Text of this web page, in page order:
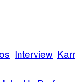
Interview